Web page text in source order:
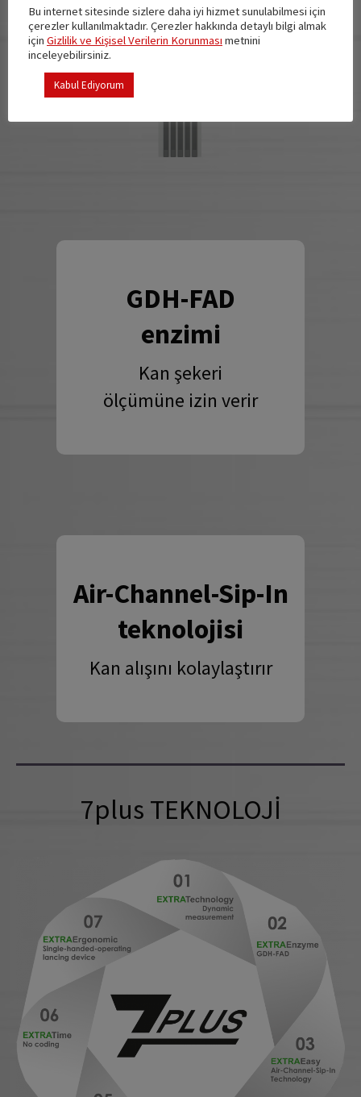
GDH-FAD
enzimi
Kan şekeri
ölçümüne izin verir
Air-Channel-Sip-In
teknolojisi
Kan alışını kolaylaştırır
7plus TEKNOLOJİ
Bu internet sitesinde sizlere daha iyi hizmet sunulabilmesi için
çerezler kullanılmaktadır. Çerezler hakkında detaylı bilgi almak
için Gizlilik ve Kişisel Verilerin Korunması metnini
inceleyebilirsiniz.
Kabul Ediyorum